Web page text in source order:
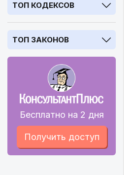
ТОП КОДЕКСОВ
ТОП ЗАКОНОВ
Бесплатно на 2 дня
Получить доступ